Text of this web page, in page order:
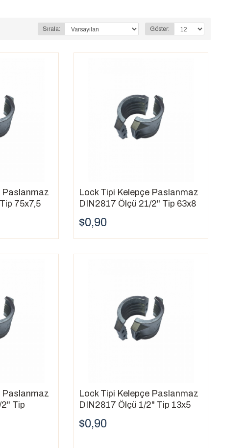
da yüksek titreşimli veya basınçlı ortamlarda bile güvenli
için uygun hale getirir.
olun.
bir ortamda paslanmaz çelik kelepçe kullanın.
Sırala: Göster:
Paslanmaz
75x7,5
Lock Tipi Kelepçe Paslanmaz
DIN2817 Ölçü 21/2" Tip 63x8
$0,90
Paslanmaz
Tip
Lock Tipi Kelepçe Paslanmaz
DIN2817 Ölçü 1/2" Tip 13x5
$0,90